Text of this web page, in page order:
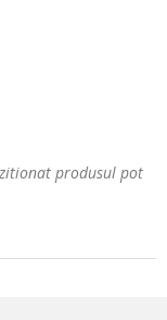
produsul pot